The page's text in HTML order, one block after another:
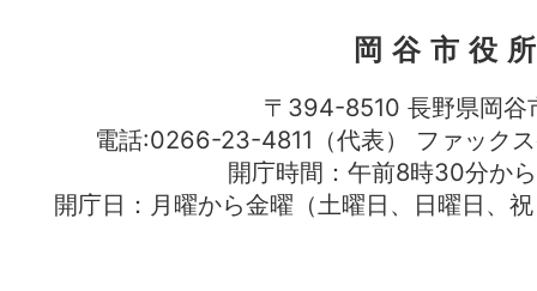
岡谷市役
〒394-8510 長野県岡谷
電話:0266-23-4811（代表） ファッ
開庁時間：午前8時30分か
開庁日：月曜から金曜（土曜日、日曜日、